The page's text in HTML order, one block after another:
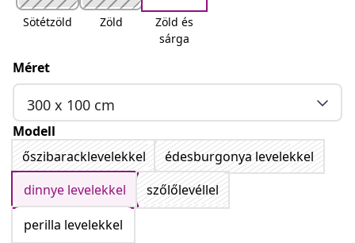
Sötétzöld Zöld
Zöld és
sárga
Méret
300 x 100 cm
Modell
őszibaracklevelekkel
édesburgonya levelekkel
dinnye levelekkel
szőlőlevéllel
perilla levelekkel